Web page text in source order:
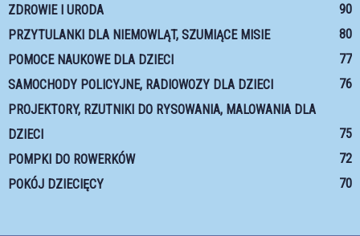
ZDROWIE I URODA
90
PRZYTULANKI DLA NIEMOWLĄT, SZUMIĄCE MISIE
80
POMOCE NAUKOWE DLA DZIECI
77
SAMOCHODY POLICYJNE, RADIOWOZY DLA DZIECI
76
PROJEKTORY, RZUTNIKI DO RYSOWANIA, MALOWANIA DLA
DZIECI
75
POMPKI DO ROWERKÓW
72
POKÓJ DZIECIĘCY
70